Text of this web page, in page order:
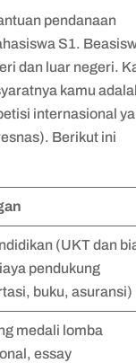
pendanaan
S1.
dan luar negeri.
kamu
internasional
Berikut ini
(UKT dan
pendukung
buku, asuransi)
medali lomba
essay